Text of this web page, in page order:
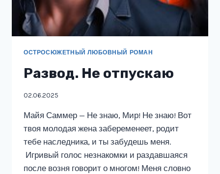
ОСТРОСЮЖЕТНЫЙ ЛЮБОВНЫЙ РОМАН
Развод. Не отпускаю
02.06.2025
Майя Саммер — Не знаю, Мир! Не знаю! Вот
твоя молодая жена забеременеет, родит
тебе наследника, и ты забудешь меня.
Игривый голос незнакомки и раздавшаяся
после возня говорит о многом! Меня словно